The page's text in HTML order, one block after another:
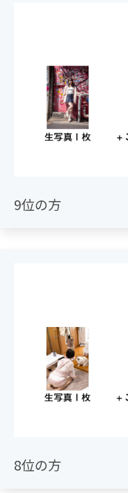
9位の方
8位の方